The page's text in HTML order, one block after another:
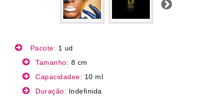
Próximo
Pacote: 1 ud
Tamanho: 8 cm
Capacidadee: 10 ml
Duração: Indefinida